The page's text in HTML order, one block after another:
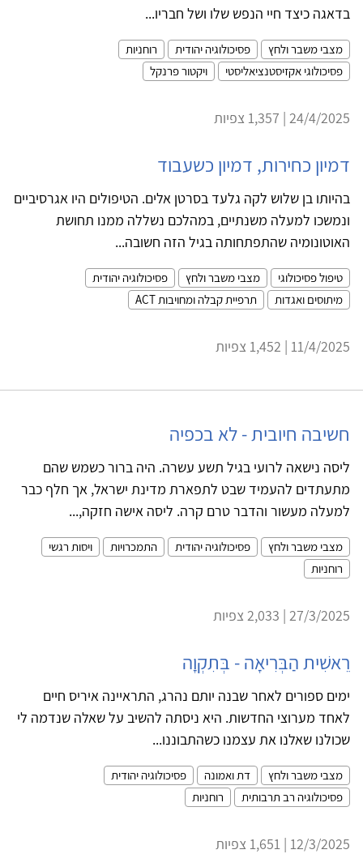
בדאגה כיצד חיי הנפש שלו ושל חבריו...
מצבי משבר ולחץ פסיכולוגיה יהודית
רוחניות
פסיכולוגי אקזיסטנציאליסטי
ויקטור פרנקל
24/4/2025 | 1,357 צפיות
דמיון כחירות, דמיון כשעבוד
בהיותו בן שלוש לקה גלעד בסרטן אלים. הטיפולים היו אגרסיביים
ונמשכו למעלה משנתיים, במהלכם נשללה ממנו תחושת
האוטונומיה שהתפתחותה בגיל הזה חשובה...
טיפול פסיכולוגי מצבי משבר ולחץ
פסיכולוגיה יהודית
מיתוסים ואגדות
תרפיית קבלה ומחויבות ACT
11/4/2025 | 1,452 צפיות
חשיבה חיובית - לא בכפיה
ליסה נישאה לרועי בגיל תשע עשרה. היה ברור כשמש שהם
מתעתדים להעמיד שבט לתפארת מדינת ישראל, אך חלף כבר
למעלה מעשור והדבר טרם קרה. ליסה אישה חזקה,...
מצבי משבר ולחץ פסיכולוגיה יהודית התמכרויות
ויסות רגשי
רוחניות
27/3/2025 | 2,033 צפיות
רֵאשִׁית הַבְּרִיאָה - בְּתִקְוָה
ימים ספורים לאחר שבנה יותם נהרג, התראיינה איריס חיים
לאחד מערוצי החדשות. היא ניסתה להשיב על שאלה שנדמה לי
שכולנו שאלנו את עצמנו כשהתבוננו...
מצבי משבר ולחץ דת ואמונה
פסיכולוגיה יהודית
פסיכולוגיה רב תרבותית
רוחניות
12/3/2025 | 1,651 צפיות